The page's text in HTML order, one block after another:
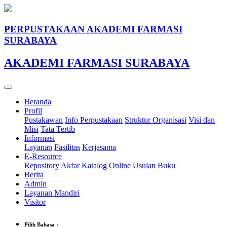
PERPUSTAKAAN AKADEMI FARMASI
SURABAYA
AKADEMI FARMASI SURABAYA
Beranda
Profil
Pustakawan Info Perpustakaan Struktur Organisasi Visi dan
Misi Tata Tertib
Informasi
Layanan Fasilitas Kerjasama
E-Resource
Repository Akfar Katalog Online Usulan Buku
Berita
Admin
Layanan Mandiri
Visitor
Pilih Bahasa :